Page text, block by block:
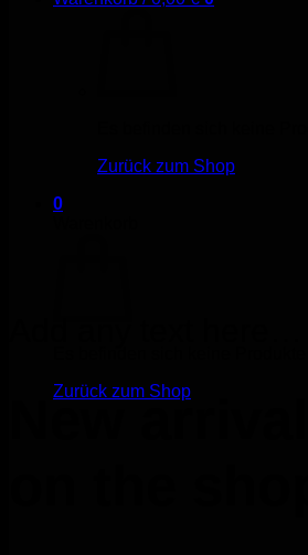
Zurück zum Shop
0
Zurück zum Shop
New arrivals